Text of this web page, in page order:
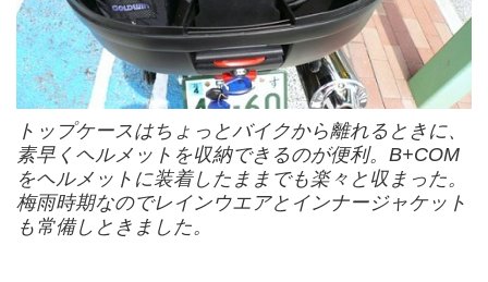
トップケースはちょっとバイクから離れるときに、
素早くヘルメットを収納できるのが便利。B+COM
をヘルメットに装着したままでも楽々と収まった。
梅雨時期なのでレインウエアとインナージャケット
も常備しときました。